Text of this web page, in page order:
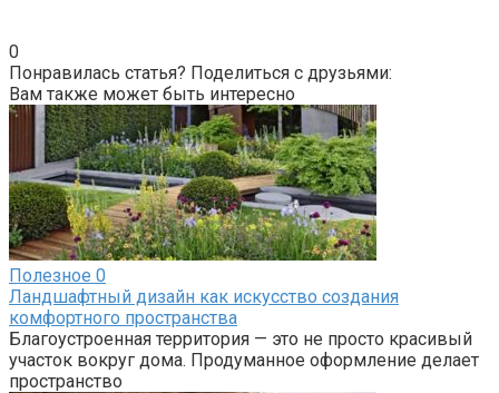
0
Понравилась статья? Поделиться с друзьями:
Вам также может быть интересно
Полезное 0
Ландшафтный дизайн как искусство создания
комфортного пространства
Благоустроенная территория — это не просто красивый
участок вокруг дома. Продуманное оформление делает
пространство